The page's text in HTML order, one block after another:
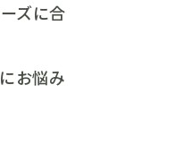
ズに合
お悩み